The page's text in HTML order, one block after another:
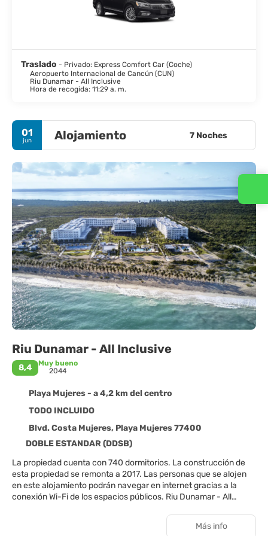
Traslado - Privado: Express Comfort Car (Coche)
Aeropuerto Internacional de Cancún (CUN)
Riu Dunamar - All Inclusive
Hora de recogida: 11:29 a. m.
01
jun Alojamiento 7 Noches
Riu Dunamar - All Inclusive
8,4
Muy bueno
2044
Playa Mujeres - a 4,2 km del centro
TODO INCLUIDO
Blvd. Costa Mujeres, Playa Mujeres 77400
DOBLE ESTANDAR (DDSB)
La propiedad cuenta con 740 dormitorios. La construcción de
esta propiedad se remonta a 2017. Las personas que se alojen
en este alojamiento podrán navegar en internet gracias a la
conexión Wi-Fi de los espacios públicos. Riu Dunamar - All
las áreas comunes son accesibles para las personas de
movilidad reducida. El aparcamiento puede ser útil para aquellos
Más info
Contacta con nosotros